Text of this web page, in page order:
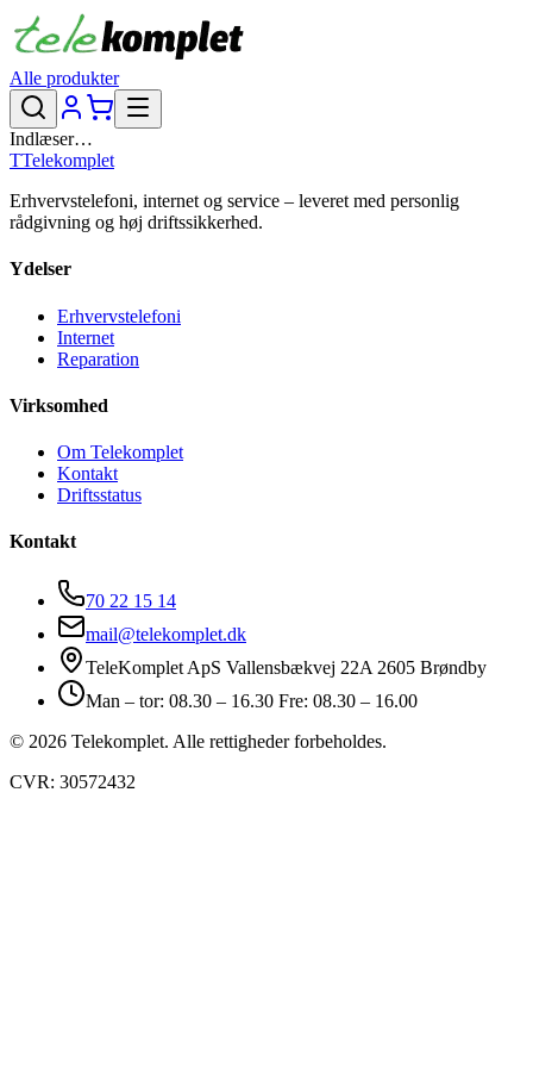
Alle produkter
Indlæser…
TTelekomplet
Erhvervstelefoni, internet og service – leveret med personlig
rådgivning og høj driftssikkerhed.
Ydelser
Erhvervstelefoni
Internet
Reparation
Virksomhed
Om Telekomplet
Kontakt
Driftsstatus
Kontakt
70 22 15 14
mail@telekomplet.dk
TeleKomplet ApS Vallensbækvej 22A 2605 Brøndby
Man – tor: 08.30 – 16.30 Fre: 08.30 – 16.00
© 2026 Telekomplet. Alle rettigheder forbeholdes.
CVR: 30572432